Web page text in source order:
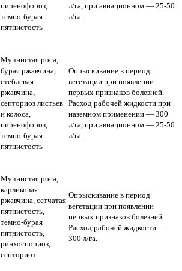
пиренофороз,
темно-бурая
пятнистость
л/га, при авиационном — 25-50
л/га.
Мучнистая роса,
бурая ржавчина,
стеблевая
ржавчина,
септориоз листьев
и колоса,
пиренофороз,
темно-бурая
пятнистость
Опрыскивание в период
вегетации при появлении
первых признаков болезней.
Расход рабочей жидкости при
наземном применении — 300
л/га, при авиационном — 25-50
л/га.
Мучнистая роса,
карликовая
ржавчина, сетчатая
пятнистость,
темно-бурая
пятнистость,
ринхоспориоз,
септориоз
Опрыскивание в период
вегетации при появлении
первых признаков болезней.
Расход рабочей жидкости —
300 л/га.